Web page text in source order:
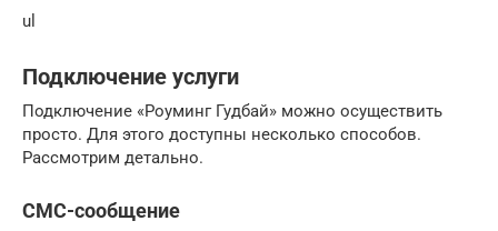
ul
Подключение услуги
Подключение «Роуминг Гудбай» можно осуществить
просто. Для этого доступны несколько способов.
Рассмотрим детально.
СМС-сообщение